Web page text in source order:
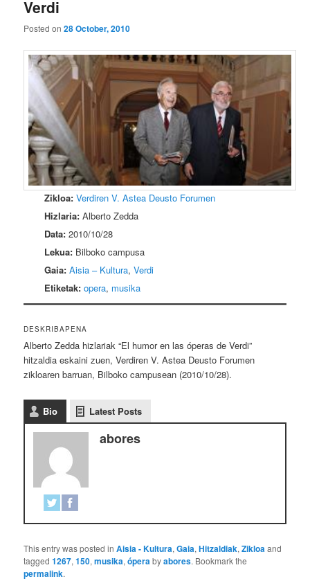
Verdi
Posted on28 October, 2010
Zikloa: Verdiren V. Astea Deusto Forumen
Hizlaria: Alberto Zedda
Data: 2010/10/28
Lekua: Bilboko campusa
Gaia: Aisia – Kultura,Verdi
Etiketak: opera, musika
DESKRIBAPENA
Alberto Zedda hizlariak “El humor en las óperas de Verdi”
hitzaldia eskaini zuen, Verdiren V. Astea Deusto Forumen
zikloaren barruan, Bilboko campusean (2010/10/28).
Bio Latest Posts
abores
This entry was posted inAisia - Kultura,Gaia,Hitzaldiak,Zikloaand
tagged1267,150,musika,óperabyabores. Bookmark the
permalink.